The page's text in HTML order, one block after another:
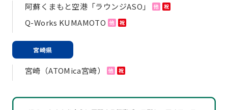
阿蘇くまもと空港「ラウンジASO」 他 祝
Q-Works KUMAMOTO 他 祝
宮崎県
宮崎（ATOMica宮崎） 他 祝